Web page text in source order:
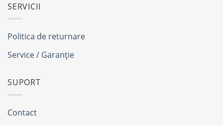
SERVICII
Politica de returnare
Service / Garanție
SUPORT
Contact